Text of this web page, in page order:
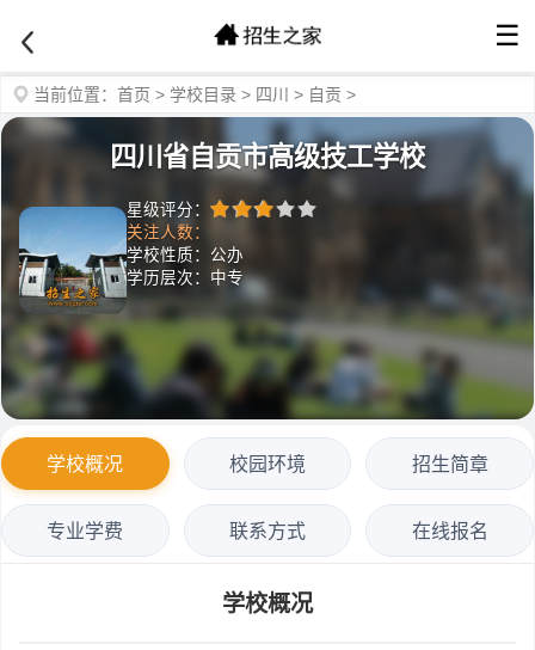
☰
当前位置： 首页 > 学校目录 > 四川 > 自贡 >
四川省自贡市高级技工学校
星级评分：
关注人数：
学校性质：公办
学历层次：中专
学校概况 校园环境 招生简章
专业学费 联系方式 在线报名
学校概况